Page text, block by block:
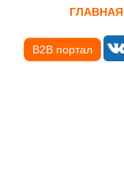
ГЛАВНАЯ
B2B портал